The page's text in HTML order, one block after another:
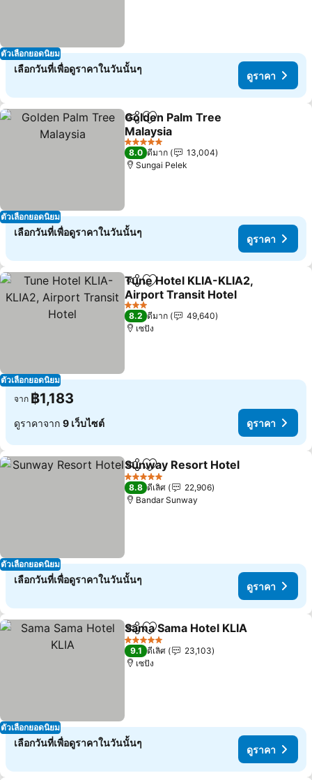
ตัวเลือกยอดนิยม
เลือกวันที่เพื่อดูราคาในวันนั้นๆ
ดูราคา
ตัวเลือกยอดนิยม
แชร์ เพิ่มในรายการโปรด
Golden Palm Tree
Malaysia
ดูราคา
5 ดาว
8.0 ดีมาก
13,004
Sungai Pelek
เลือกวันที่เพื่อดูราคาในวันนั้นๆ
ดูราคา
ตัวเลือกยอดนิยม
แชร์ เพิ่มในรายการโปรด
Tune Hotel KLIA-KLIA2,
Airport Transit Hotel
ดูราคา
3 ดาว
8.2 ดีมาก
49,640
เซปัง
จาก ฿1,183
ดูราคาจาก 9 เว็บไซต์ ดูราคา
ตัวเลือกยอดนิยม
แชร์ เพิ่มในรายการโปรด
Sunway Resort Hotel
5 ดาว
8.8 ดีเลิศ
22,906
Bandar Sunway
เลือกวันที่เพื่อดูราคาในวันนั้นๆ
ดูราคา
ตัวเลือกยอดนิยม
แชร์ เพิ่มในรายการโปรด
Sama Sama Hotel KLIA
5 ดาว
9.1 ดีเลิศ
23,103
เซปัง
เลือกวันที่เพื่อดูราคาในวันนั้นๆ
ดูราคา